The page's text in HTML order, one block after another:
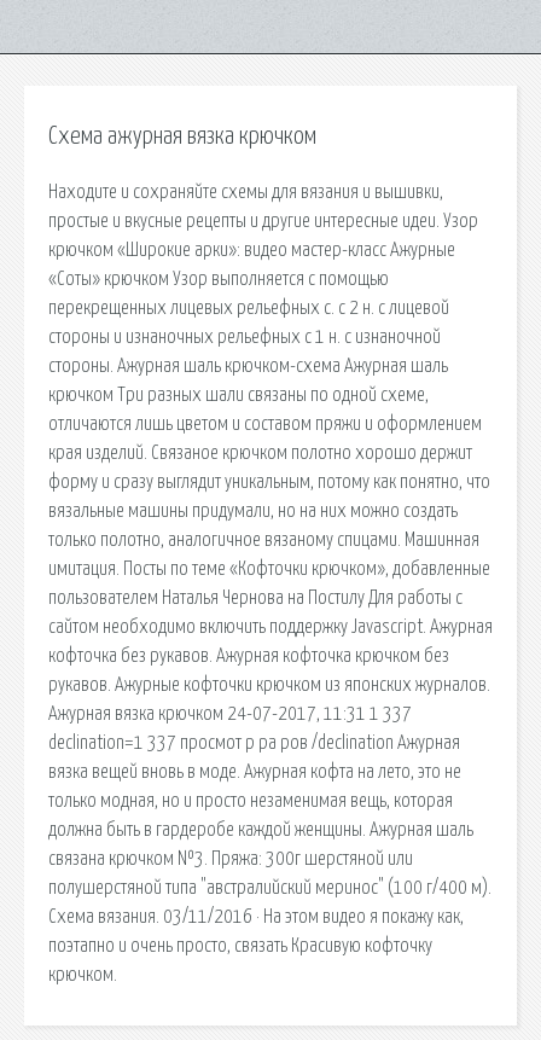
Схема ажурная вязка крючком
Находите и сохраняйте схемы для вязания и вышивки,
простые и вкусные рецепты и другие интересные идеи. Узор
крючком «Широкие арки»: видео мастер-класс Ажурные
«Соты» крючком Узор выполняется с помощью
перекрещенных лицевых рельефных с. с 2 н. с лицевой
стороны и изнаночных рельефных с 1 н. с изнаночной
стороны. Ажурная шаль крючком-схема Ажурная шаль
крючком Три разных шали связаны по одной схеме,
отличаются лишь цветом и составом пряжи и оформлением
края изделий. Связаное крючком полотно хорошо держит
форму и сразу выглядит уникальным, потому как понятно, что
вязальные машины придумали, но на них можно создать
только полотно, аналогичное вязаному спицами. Машинная
имитация. Посты по теме «Кофточки крючком», добавленные
пользователем Наталья Чернова на Постилу Для работы с
сайтом необходимо включить поддержку Javascript. Ажурная
кофточка без рукавов. Ажурная кофточка крючком без
рукавов. Ажурные кофточки крючком из японских журналов.
Ажурная вязка крючком 24-07-2017, 11:31 1 337
declination=1 337 просмот р ра ров /declination Ажурная
вязка вещей вновь в моде. Ажурная кофта на лето, это не
только модная, но и просто незаменимая вещь, которая
должна быть в гардеробе каждой женщины. Ажурная шаль
связана крючком №3. Пряжа: 300г шерстяной или
полушерстяной типа "австралийский меринос" (100 г/400 м).
Схема вязания. 03/11/2016 · На этом видео я покажу как,
поэтапно и очень просто, связать Красивую кофточку
крючком.